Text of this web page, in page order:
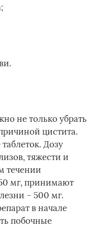
не только убрать
цистита.
Дозу
тяжести и
течении
мг, принимают
– 500 мг.
в начале
побочные